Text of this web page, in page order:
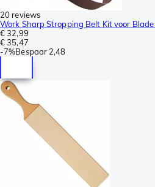
20 reviews
Work Sharp Stropping Belt Kit voor
€ 32,99
€ 35,47
-7%Bespaar 2,48